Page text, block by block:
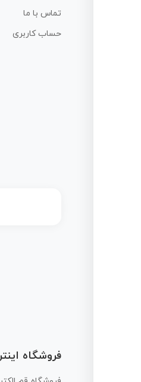
تماس با ما
حساب کاربری
فروشگاه